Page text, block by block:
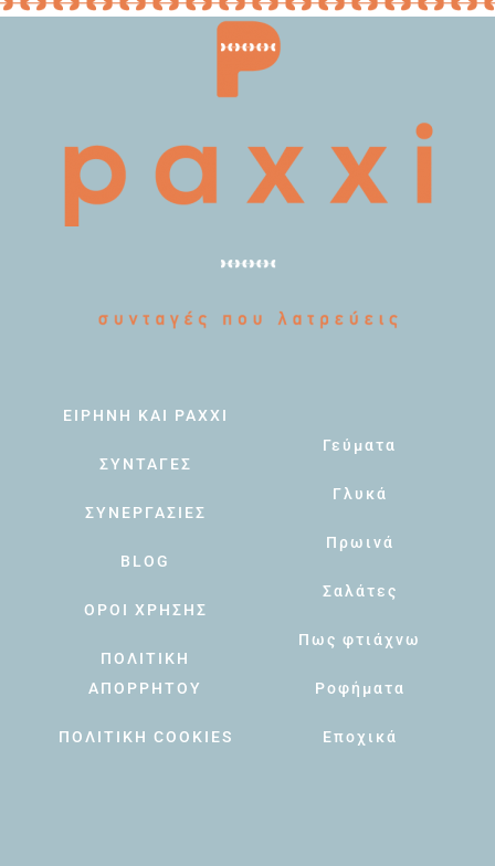
ΕΙΡΗΝΗ ΚΑΙ PAXXI
ΣΥΝΤΑΓΕΣ
ΣΥΝΕΡΓΑΣΙΕΣ
BLOG
ΟΡΟΙ ΧΡΗΣΗΣ
ΠΟΛΙΤΙΚΗ
ΑΠΟΡΡΗΤΟΥ
ΠΟΛΙΤΙΚΗ COOKIES
Γεύματα
Γλυκά
Πρωινά
Σαλάτες
Πως φτιάχνω
Ροφήματα
Εποχικά